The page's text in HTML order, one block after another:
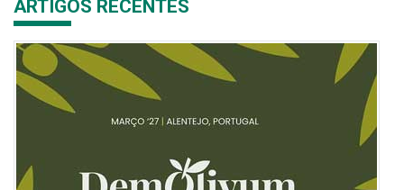
ARTIGOS RECENTES